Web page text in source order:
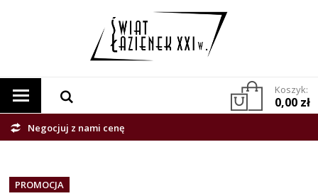
Koszyk:
0,00 zł
Negocjuj z nami cenę
PROMOCJA